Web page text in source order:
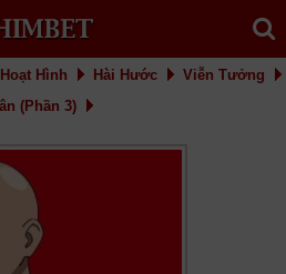
Hoạt Hình Hài Hước
Viễn Tưởng
(Phần 3)